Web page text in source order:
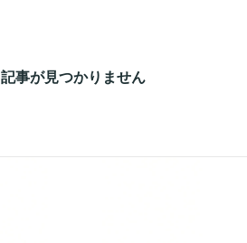
事が見つかりません